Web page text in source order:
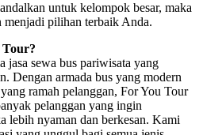
untuk kelompok besar, maka
menjadi pilihan terbaik Anda.
jasa sewa bus pariwisata yang
Dengan armada bus yang modern
ramah pelanggan, For You Tour
pelanggan yang ingin
lebih nyaman dan berkesan. Kami